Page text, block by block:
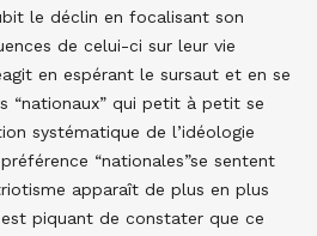
le déclin en focalisant son
de celui-ci sur leur vie
en espérant le sursaut et en se
“nationaux” qui petit à petit se
systématique de l’idéologie
“nationales”se sentent
apparaît de plus en plus
piquant de constater que ce